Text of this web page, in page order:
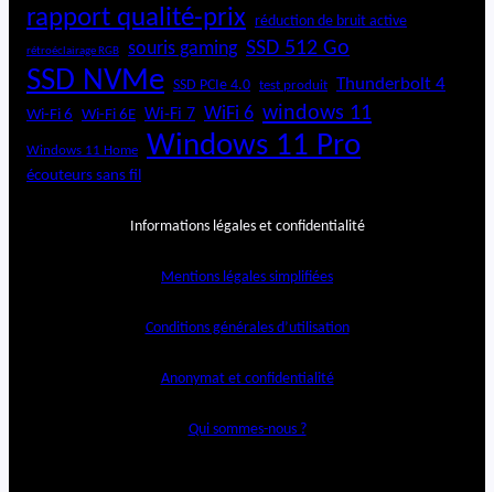
rapport qualité-prix réduction de bruit active
rétroéclairage RGB souris gaming SSD 512 Go
SSD NVMe SSD PCIe 4.0 test produit Thunderbolt 4
Wi-Fi 6 Wi-Fi 6E Wi-Fi 7 WiFi 6 windows 11
Windows 11 Home Windows 11 Pro
écouteurs sans fil
Informations légales et confidentialité
Mentions légales simplifiées
Conditions générales d’utilisation
Anonymat et confidentialité
Qui sommes-nous ?